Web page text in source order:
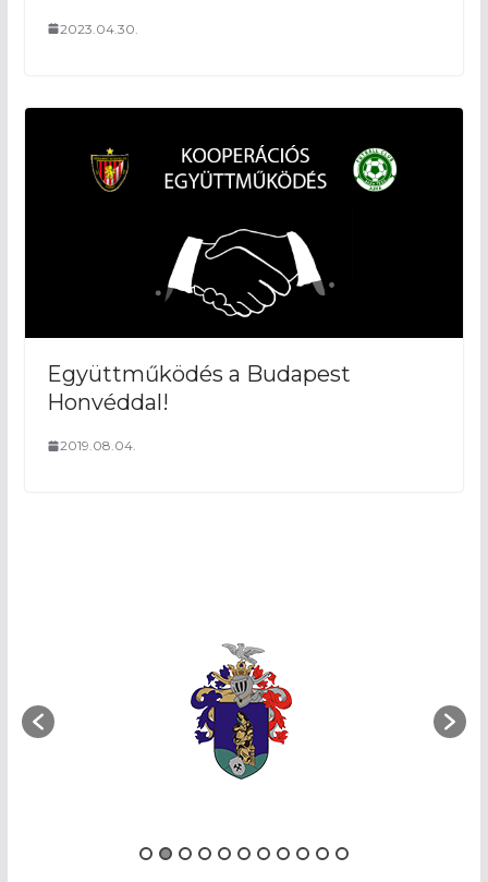
2023.04.30.
Együttműködés a Budapest
Honvéddal!
2019.08.04.